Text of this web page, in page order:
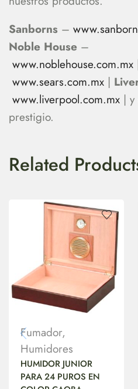
Sanborns –
Noble House –
www.noblehouse.com.mx
www.sears.com.mx |
www.liverpool.com.mx |
prestigio.
Related
Fumador,
Humidores
HUMIDOR JUNIOR
PARA 24 PUROS EN